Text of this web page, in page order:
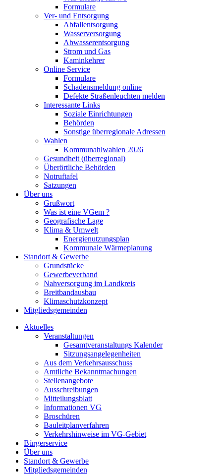
Formulare
Ver- und Entsorgung
Abfallentsorgung
Wasserversorgung
Abwasserentsorgung
Strom und Gas
Kaminkehrer
Online Service
Formulare
Schadensmeldung online
Defekte Straßenleuchten melden
Interessante Links
Soziale Einrichtungen
Behörden
Sonstige überregionale Adressen
Wahlen
Kommunahlwahlen 2026
Gesundheit (überregional)
Überörtliche Behörden
Notruftafel
Satzungen
Über uns
Grußwort
Was ist eine VGem ?
Geografische Lage
Klima & Umwelt
Energienutzungsplan
Kommunale Wärmeplanung
Standort & Gewerbe
Grundstücke
Gewerbeverband
Nahversorgung im Landkreis
Breitbandausbau
Klimaschutzkonzept
Mitgliedsgemeinden
Aktuelles
Veranstaltungen
Gesamtveranstaltungs Kalender
Sitzungsangelegenheiten
Aus dem Verkehrsausschuss
Amtliche Bekanntmachungen
Stellenangebote
Ausschreibungen
Mitteilungsblatt
Informationen VG
Broschüren
Bauleitplanverfahren
Verkehrshinweise im VG-Gebiet
Bürgerservice
Über uns
Standort & Gewerbe
Mitgliedsgemeinden